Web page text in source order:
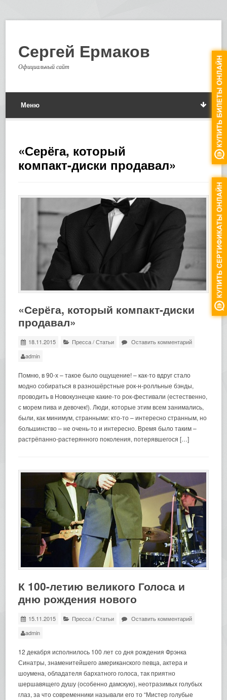
Сергей Ермаков
Официальный сайт
Меню
«Серёга, который
компакт-диски продавал»
«Серёга, который компакт-диски
продавал»
18.11.2015 Пресса/Статьи
Оставить комментарий
admin
Помню, в 90-х – такое было ощущение! – как-то вдруг стало
модно собираться в разношёрстные рок-н-ролльные бэнды,
проводить в Новокузнецке какие-то рок-фестивали (естественно,
с морем пива и девочек!). Люди, которые этим всем занимались,
были, как минимум, странными: кто-то – интересно странным, но
большинство – не очень-то и интересно. Время было таким –
растрёпанно-растерянного поколения, потерявшегося […]
К 100-летию великого Голоса и
дню рождения нового
15.11.2015 Пресса/Статьи
Оставить комментарий
admin
12 декабря исполнилось 100 лет со дня рождения Фрэнка
Синатры, знаменитейшего американского певца, актера и
шоумена, обладателя бархатного голоса, так приятно
шершавящего душу (особенно дамскую), неотразимых голубых
глаз, за что современники называли его то “Мистер голубые